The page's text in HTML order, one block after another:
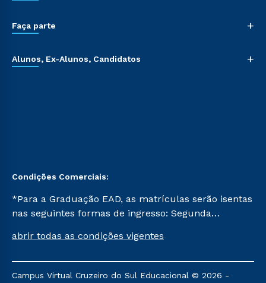
Faça parte +
Alunos, Ex-Alunos, Candidatos +
Condições Comerciais:
*Para a Graduação EAD, as matrículas serão isentas
nas seguintes formas de ingresso: Segunda
Já para as demais, a taxa de matrícula será de R$
mencionadas são referentes aos cursos: Ensino
abrir todas as condições vigentes
Campus Virtual Cruzeiro do Sul Educacional © 2026 -